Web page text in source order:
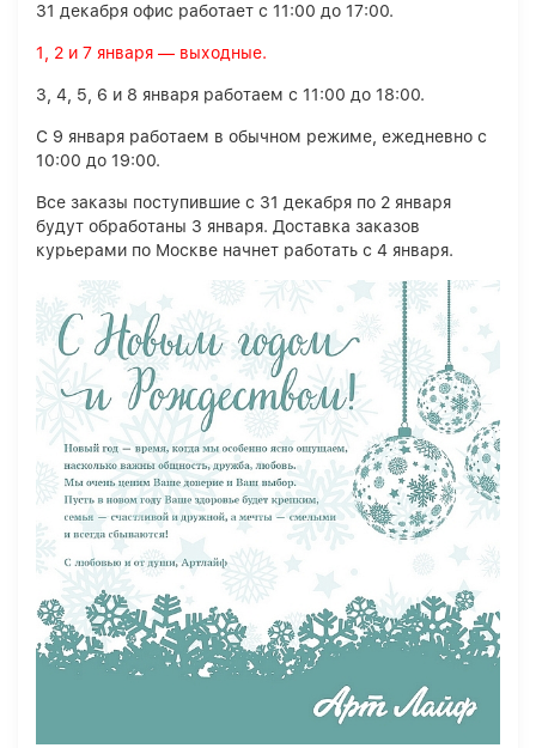
31 декабря офис работает с 11:00 до 17:00.
1, 2 и 7 января — выходные.
3, 4, 5, 6 и 8 января работаем с 11:00 до 18:00.
С 9 января работаем в обычном режиме, ежедневно с
10:00 до 19:00.
Все заказы поступившие с 31 декабря по 2 января
будут обработаны 3 января. Доставка заказов
курьерами по Москве начнет работать с 4 января.